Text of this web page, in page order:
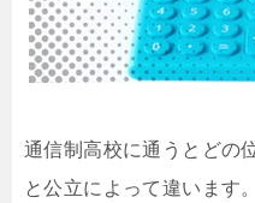
通信制高校に通うとどの
と公立によって違います。